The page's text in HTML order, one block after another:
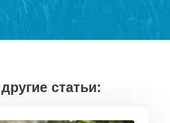
статьи: